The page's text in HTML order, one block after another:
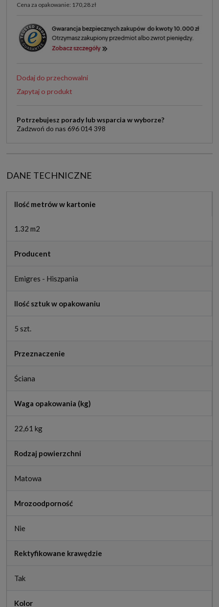
Cena za opakowanie: 170,28 zł
Dodaj do przechowalni
Zapytaj o produkt
Potrzebujesz porady lub wsparcia w wyborze?
Zadzwoń do nas 696 014 398
DANE TECHNICZNE
Ilość metrów w kartonie
1.32 m2
Producent
Emigres - Hiszpania
Ilość sztuk w opakowaniu
5 szt.
Przeznaczenie
Ściana
Waga opakowania (kg)
22,61 kg
Rodzaj powierzchni
Matowa
Mrozoodporność
Nie
Rektyfikowane krawędzie
Tak
Kolor